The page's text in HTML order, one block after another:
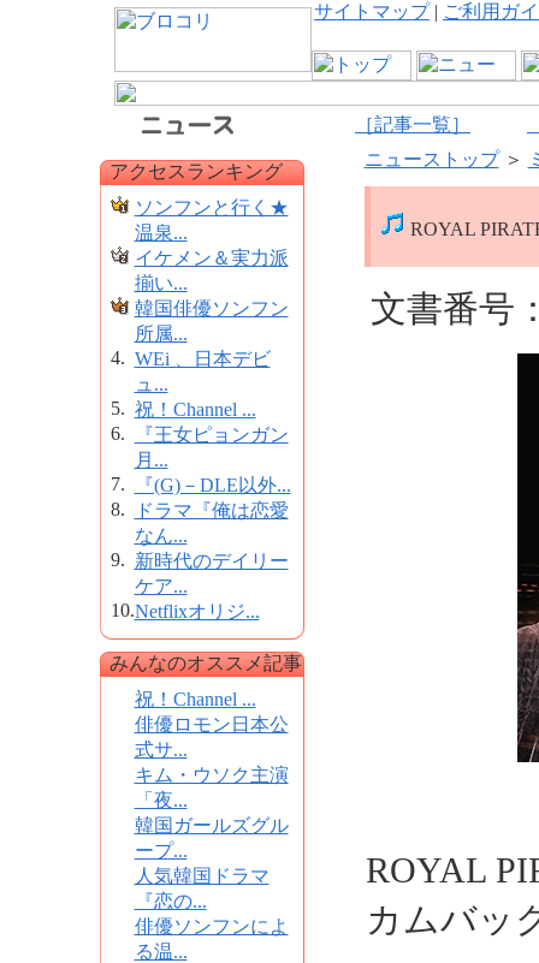
サイトマップ| ご利用ガ
［記事一覧］
アクセスランキング
ソンフンと行く★
温泉...
イケメン＆実力派
揃い...
韓国俳優ソンフン
所属...
4. WEi 、日本デビ
ュ...
5. 祝！Channel ...
6.
『王女ピョンガン
月...
7.
『(G)－DLE以外...
8.
ドラマ『俺は恋愛
なん...
9. 新時代のデイリー
ケア...
10.Netflixオリジ...
みんなのオススメ記事
祝！Channel ...
俳優ロモン日本公
式サ...
キム・ウソク主演
「夜...
韓国ガールズグル
ープ...
人気韓国ドラマ
『恋の...
俳優ソンフンによ
る温...
ニューストップ＞
ROYAL
文書番号
ROYAL
カムバッ